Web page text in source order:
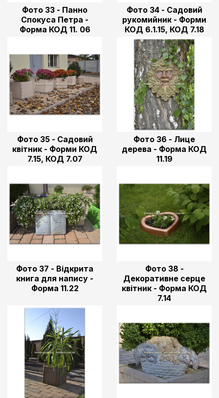
Фото 33 - Панно
Спокуса Петра -
Форма КОД 11. 06
Фото 34 - Садовий
рукомийник - Форми
КОД 6.1.15, КОД 7.18
Фото 35 - Садовий
квітник - Форми КОД
7.15, КОД 7.07
Фото 36 - Лице
дерева - Форма КОД
11.19
Фото 37 - Відкрита
книга для напису -
Форма 11.22
Фото 38 -
Декоративне серце
квітник - Форма КОД
7.14